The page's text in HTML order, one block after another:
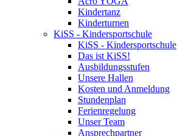
Kindertanz
Kinderturnen
KiSS - Kindersportschule
KiSS - Kindersportschule
Das ist KiSS!
Ausbildungsstufen
Unsere Hallen
Kosten und Anmeldung
Stundenplan
Ferienregelung
Unser Team
Ansprechpartner